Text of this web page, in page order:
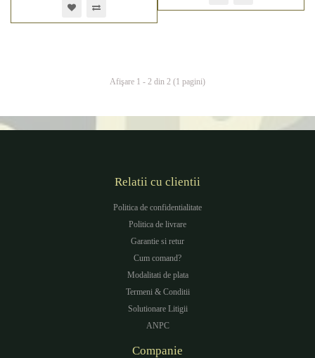
Afişare 1 - 2 din 2 (1 pagini)
Relatii cu clientii
Politica de confidentialitate
Politica de livrare
Garantie si retur
Cum comand?
Modalitati de plata
Termeni & Conditii
Solutionare Litigii
ANPC
Companie